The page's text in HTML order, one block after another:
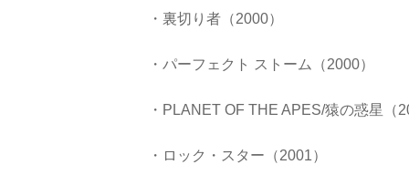
・裏切り者（2000）
・パーフェクト ストーム（2000）
・PLANET OF THE APES/猿の惑星（
・ロック・スター（2001）